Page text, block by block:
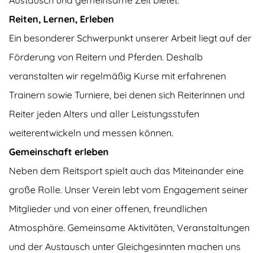
Reiten, Lernen, Erleben
Ein besonderer Schwerpunkt unserer Arbeit liegt auf der
Förderung von Reitern und Pferden. Deshalb
veranstalten wir regelmäßig Kurse mit erfahrenen
Trainern sowie Turniere, bei denen sich Reiterinnen und
Reiter jeden Alters und aller Leistungsstufen
weiterentwickeln und messen können.
Gemeinschaft erleben
Neben dem Reitsport spielt auch das Miteinander eine
große Rolle. Unser Verein lebt vom Engagement seiner
Mitglieder und von einer offenen, freundlichen
Atmosphäre. Gemeinsame Aktivitäten, Veranstaltungen
und der Austausch unter Gleichgesinnten machen uns